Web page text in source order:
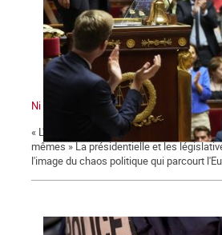
Ni le gouvernement ni l'Assemblée ne
« L'émancipation des travailleurs sera
mêmes » La présidentielle et les
l'image du chaos politique qui parcourt